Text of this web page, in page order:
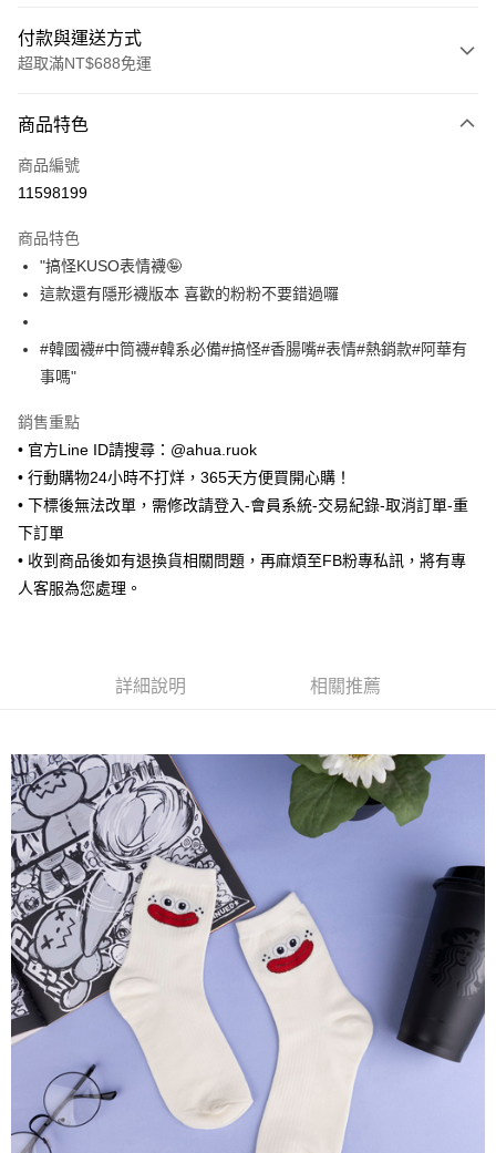
付款與運送方式
超取滿NT$688免運
信用卡一次付款
超商取貨付款
Apple Pay
街口支付
悠遊付
Google Pay
ATM付款
運送方式
全家取貨付款
每筆NT$65，滿NT$688(含以上)免運費
付款後全家取貨
每筆NT$65，滿NT$688(含以上)免運費
每筆NT$65，滿NT$688(含以上)免運費
宅配
每筆NT$80，滿NT$1,000(含以上)免運費
其他海外郵寄 查看運費
香港澳門地區 查看運費
商品特色
商品編號
11598199
商品特色
"搞怪KUSO表情襪🤪
這款還有隱形襪版本 喜歡的粉粉不要錯過囉
#韓國襪#中筒襪#韓系必備#搞怪#香腸嘴#表情#熱銷款#阿華有
事嗎"
銷售重點
• 官方Line ID請搜尋：@ahua.ruok
• 行動購物24小時不打烊，365天方便買開心購！
• 下標後無法改單，需修改請登入-會員系統-交易紀錄-取消訂單-重
下訂單
• 收到商品後如有退換貨相關問題，再麻煩至FB粉專私訊，將有專
人客服為您處理。
詳細說明 相關推薦